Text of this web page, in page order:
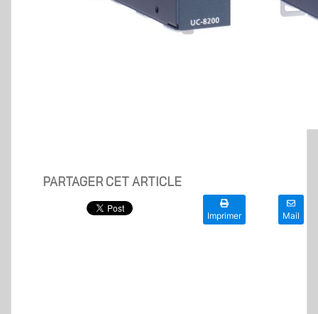
PARTAGER CET ARTICLE
Imprimer Mail